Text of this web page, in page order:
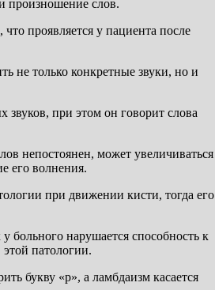
произношение слов.
проявляется у пациента после
не только конкретные звуки, но и
звуков, при этом он говорит слова
непостоянен, может увеличиваться
его волнения.
при движении кисти, тогда его
больного нарушается способность к
патологии.
букву «р», а ламбдаизм касается